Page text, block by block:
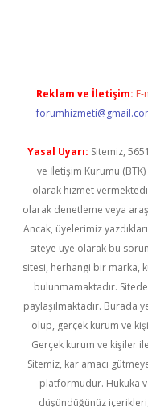
Reklam ve İletişim: E-
Yasal Uyarı: Sitemiz,
ve İletişim Kurumu (BTK)
olarak hizmet
olarak denetleme veya
Ancak, üyelerimiz
siteye üye olarak bu
sitesi, herhangi bir marka,
bulunmamaktadır.
paylaşılmaktadır. Burada
olup, gerçek kurum ve
Gerçek kurum ve kişiler
Sitemiz, kar amacı
platformudur. Hukuka
düşündüğünüz içerikleri,